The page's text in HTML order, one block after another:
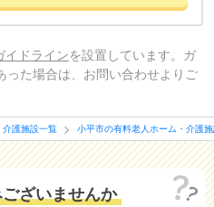
イドラインを設置しています。ガ
った場合は、お問い合わせよりご
護施設一覧 小平市の有料老人ホーム・介護
ざいませんか